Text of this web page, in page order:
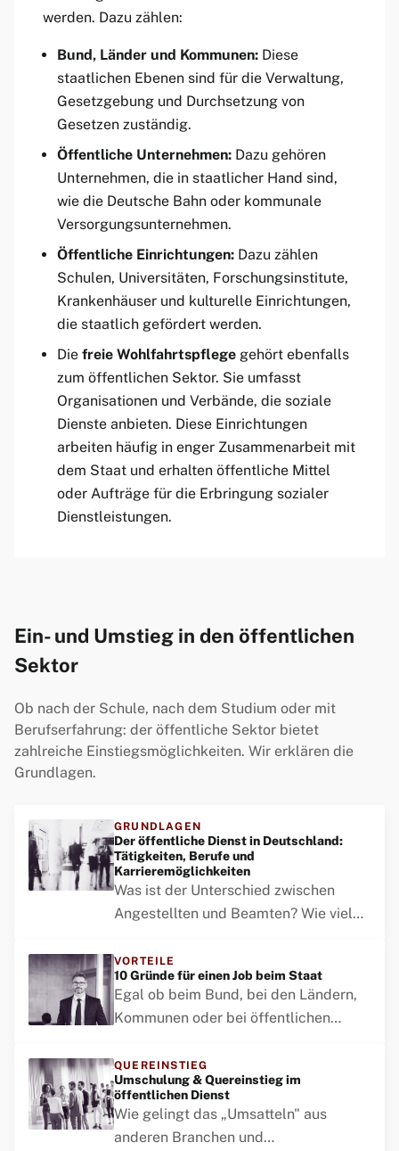
werden. Dazu zählen:
Bund, Länder und Kommunen: Diese
staatlichen Ebenen sind für die Verwaltung,
Gesetzgebung und Durchsetzung von
Gesetzen zuständig.
Öffentliche Unternehmen: Dazu gehören
Unternehmen, die in staatlicher Hand sind,
wie die Deutsche Bahn oder kommunale
Versorgungsunternehmen.
Öffentliche Einrichtungen: Dazu zählen
Schulen, Universitäten, Forschungsinstitute,
Krankenhäuser und kulturelle Einrichtungen,
die staatlich gefördert werden.
Die freie Wohlfahrtspflege gehört ebenfalls
zum öffentlichen Sektor. Sie umfasst
Organisationen und Verbände, die soziale
Dienste anbieten. Diese Einrichtungen
arbeiten häufig in enger Zusammenarbeit mit
dem Staat und erhalten öffentliche Mittel
oder Aufträge für die Erbringung sozialer
Dienstleistungen.
Ein- und Umstieg in den öffentlichen
Sektor
Ob nach der Schule, nach dem Studium oder mit
Berufserfahrung: der öffentliche Sektor bietet
zahlreiche Einstiegsmöglichkeiten. Wir erklären die
Grundlagen.
GRUNDLAGEN
Der öffentliche Dienst in Deutschland:
Tätigkeiten, Berufe und
Karrieremöglichkeiten
Was ist der Unterschied zwischen
Angestellten und Beamten? Wie viele
Ländern und Kommunen? Wie
funktioniert das Karrieresystem im
öffentlichen Dienst?
VORTEILE
10 Gründe für einen Job beim Staat
Egal ob beim Bund, bei den Ländern,
Kommunen oder bei öffentlichen
Bereichen bieten sich Möglichkeiten
für Jobsuchende jeglichen
Qualifizierungsgrades.
QUEREINSTIEG
Umschulung & Quereinstieg im
öffentlichen Dienst
Wie gelingt das „Umsatteln" aus
anderen Branchen und